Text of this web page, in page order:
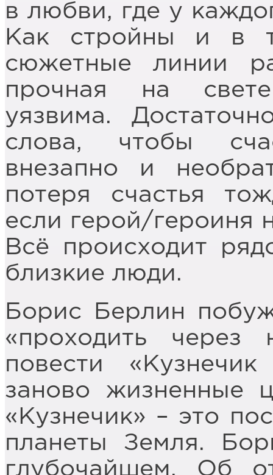
в любви, где у
Как стройны и в
сюжетные линии
прочная на
уязвима.
слова, чтобы
внезапно и
потеря счастья
если герой/героиня
Всё происходит
близкие люди.
Борис Берлин
«проходить
повести
заново жизненные
«Кузнечик» – это
планеты Земля.
глубочайшем. Об